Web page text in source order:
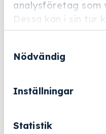
analysföretag som
Dessa kan i sin tur
informationen med
samlat in när du
Nödvändig
Inställningar
Statistik
ProCare Med
Neutraliseringsmedel,
neutralisering baserat
692kr